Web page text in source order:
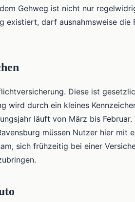
Gehweg ist nicht nur
existiert, darf ausnahmsweise die
Diese ist
wird durch ein kleines
läuft von März bis
müssen Nutzer hier mit
sich frühzeitig bei einer